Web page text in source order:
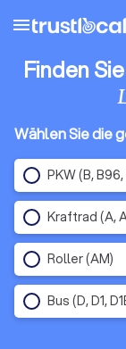
menu
Finden
Wählen Sie die
PKW (B, B96,
Kraftrad (A,
Roller (AM)
Bus (D, D1,